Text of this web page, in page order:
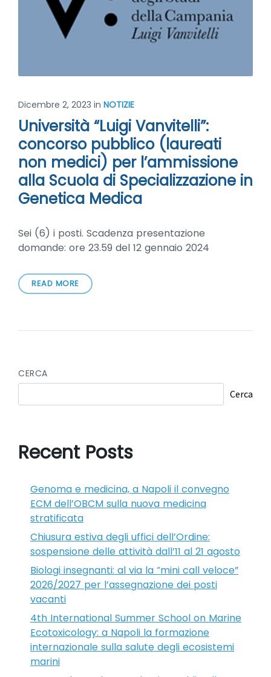
Dicembre 2, 2023 in NOTIZIE
Università “Luigi Vanvitelli”:
concorso pubblico (laureati
non medici) per l’ammissione
alla Scuola di Specializzazione in
Genetica Medica
Sei (6) i posti. Scadenza presentazione
domande: ore 23.59 del 12 gennaio 2024
READ MORE
CERCA
Cerca
Recent Posts
Genoma e medicina, a Napoli il convegno
ECM dell’OBCM sulla nuova medicina
stratificata
Chiusura estiva degli uffici dell’Ordine:
sospensione delle attività dall’11 al 21 agosto
Biologi insegnanti: al via la “mini call veloce”
2026/2027 per l’assegnazione dei posti
vacanti
4th International Summer School on Marine
Ecotoxicology: a Napoli la formazione
internazionale sulla salute degli ecosistemi
marini